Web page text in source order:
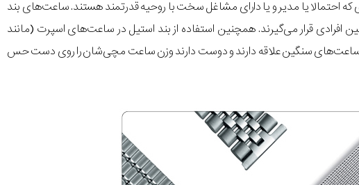
که احتمالا یا مدیر و یا دارای مشاغل سخت با روحیه قدرتمند هستند. ساعت‌های بند
قرار می‌گیرند. همچنین استفاده از بند استیل در ساعت‌های اسپرت (مانند
به ساعت‌های سنگین علاقه دارند و دوست دارند وزن ساعت مچی‌شان را روی دست حس